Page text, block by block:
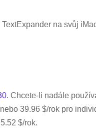
na svůj
. Chcete-li nadále
39.96 $/rok pro
$/rok.